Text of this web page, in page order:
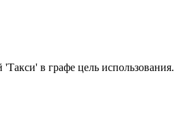
'Такси' в графе цель использования.